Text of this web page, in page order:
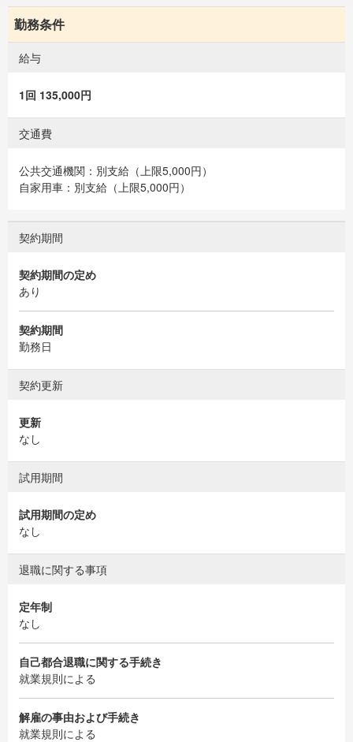
勤務条件
給与
1回 135,000円
交通費
公共交通機関：別支給（上限5,000円）
自家用車：別支給（上限5,000円）
契約期間
契約期間の定め
あり
契約期間
勤務日
契約更新
更新
なし
試用期間
試用期間の定め
なし
退職に関する事項
定年制
なし
自己都合退職に関する手続き
就業規則による
解雇の事由および手続き
就業規則による